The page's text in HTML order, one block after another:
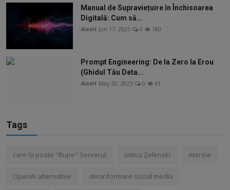
Manual de Supraviețuire în Închisoarea
Digitală: Cum să...
AlexH Jun 17, 2025 0 180
Prompt Engineering: De la Zero la Erou
(Ghidul Tău Deta...
AlexH May 20, 2025 0 61
Tags
care îți poate "Rupe" Serverul critica Zelenski Atenție
OpenAI alternative dezinformare social media